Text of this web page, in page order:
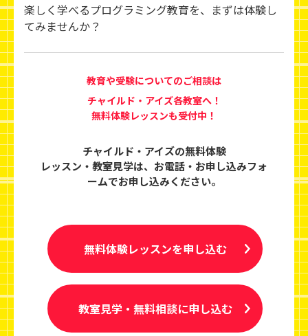
楽しく学べるプログラミング教育を、まずは体験し
てみませんか？
教育や受験についてのご相談は
チャイルド・アイズ各教室へ！
無料体験レッスンも受付中！
チャイルド・アイズの無料体験
レッスン・教室見学は、 お電話・お申し込みフォ
ームでお申し込みください。
無料体験レッスンを申し込む
教室見学・無料相談に申し込む